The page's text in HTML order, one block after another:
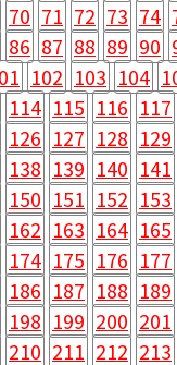
70 71 72 73 74
86 87 88 89 90
102 103 104
114 115 116 117
126 127 128 129
138 139 140 141
150 151 152 153
162 163 164 165
174 175 176 177
186 187 188 189
198 199 200 201
210 211 212 213